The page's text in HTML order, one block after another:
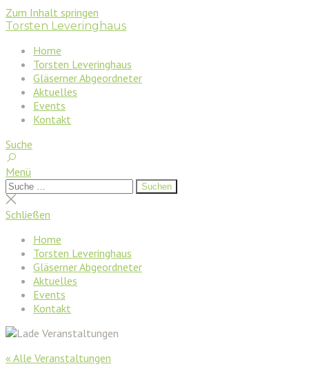
Zum Inhalt springen
Torsten Leveringhaus
Home
Torsten Leveringhaus
Gläserner Abgeordneter
Aktuelles
Events
Kontakt
Suche
Menü
Suchen
nach:
Suchen
Suche
schließen
Schließen
Home
Torsten Leveringhaus
Gläserner Abgeordneter
Aktuelles
Events
Kontakt
« Alle Veranstaltungen